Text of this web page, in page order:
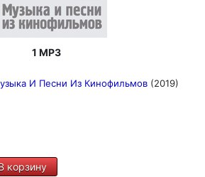
1 MP3
И Песни Из Кинофильмов (2019)
корзину